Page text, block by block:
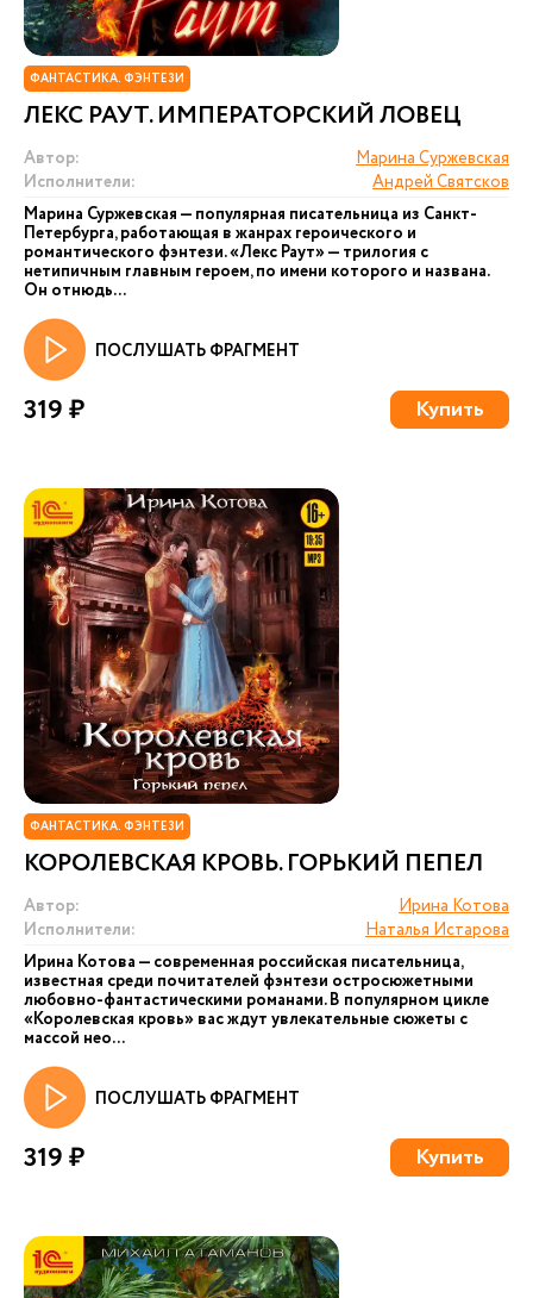
ФАНТАСТИКА. ФЭНТЕЗИ
ЛЕКС РАУТ. ИМПЕРАТОРСКИЙ ЛОВЕЦ
Автор:
Марина Суржевская
Исполнители:
Андрей Святсков
Марина Суржевская — популярная писательница из Санкт-
Петербурга, работающая в жанрах героического и
романтического фэнтези. «Лекс Раут» — трилогия с
нетипичным главным героем, по имени которого и названа.
Он отнюдь...
ПОСЛУШАТЬ ФРАГМЕНТ
319 ₽ Купить
ФАНТАСТИКА. ФЭНТЕЗИ
КОРОЛЕВСКАЯ КРОВЬ. ГОРЬКИЙ ПЕПЕЛ
Автор:
Ирина Котова
Исполнители:
Наталья Истарова
Ирина Котова — современная российская писательница,
известная среди почитателей фэнтези остросюжетными
любовно-фантастическими романами. В популярном цикле
«Королевская кровь» вас ждут увлекательные сюжеты с
массой нео...
ПОСЛУШАТЬ ФРАГМЕНТ
319 ₽ Купить